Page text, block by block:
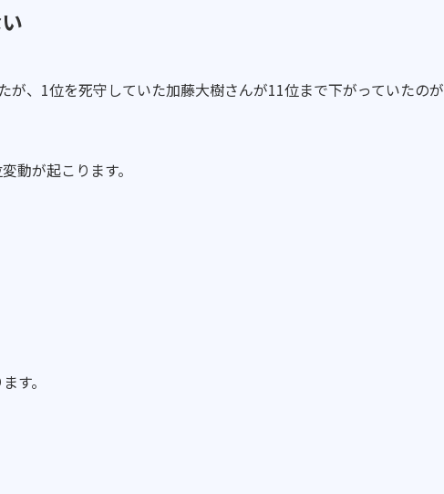
が、1位を死守していた加藤大樹さんが11位まで下がっていたのが
動が起こります。
す。